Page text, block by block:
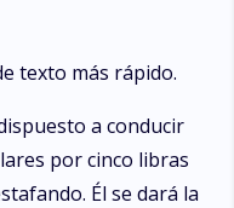
como él. Es inconcebible
alfa de la
texto más rápido.
a conducir
por cinco libras
Él se dará la